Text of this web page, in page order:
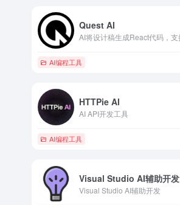
Quest AI
AI编程工具
HTTPie AI
AI API开发工具
AI编程工具
Visual Studio AI辅助开发
Visual Studio AI辅助开发